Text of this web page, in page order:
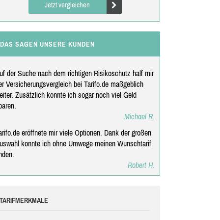
Jetzt vergleichen
DAS SAGEN UNSERE KUNDEN
der Suche nach dem richtigen Risikoschutz half mir
Versicherungsvergleich bei Tarifo.de maßgeblich
Zusätzlich konnte ich sogar noch viel Geld
Michael R.
eröffnete mir viele Optionen. Dank der großen
konnte ich ohne Umwege meinen Wunschtarif
Robert H.
TARIFMERKMALE